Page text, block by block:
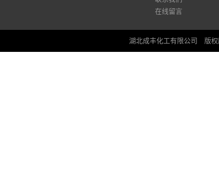
在线留言
湖北成丰化工有限公司 版